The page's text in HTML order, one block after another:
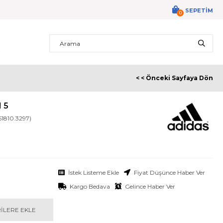
SEPETIM
0
< < Önceki Sayfaya Dön
5
EKLE
İstek Listeme Ekle
Fiyat Düşünce Haber Ver
Kargo Bedava
Gelince Haber Ver